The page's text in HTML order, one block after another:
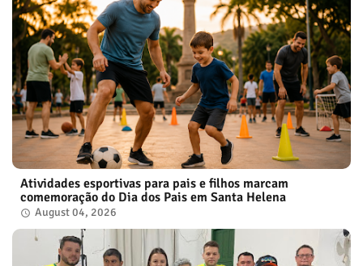
Atividades esportivas para pais e filhos marcam
comemoração do Dia dos Pais em Santa Helena
August 04, 2026